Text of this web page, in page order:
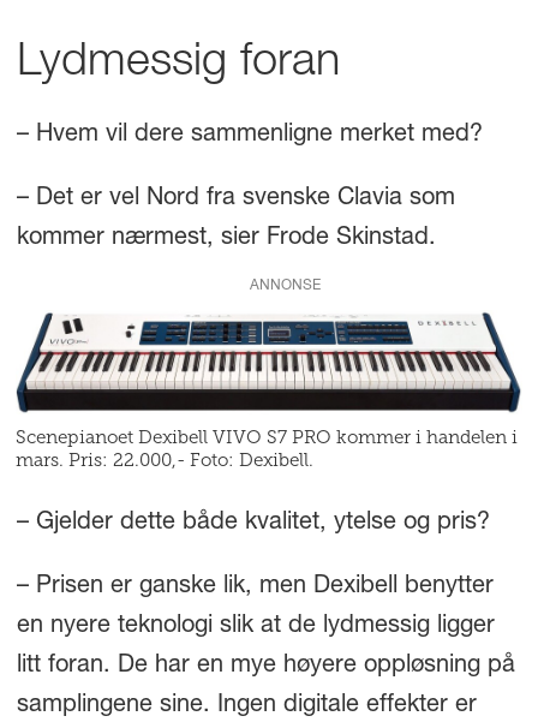
Lydmessig foran
– Hvem vil dere sammenligne merket med?
– Det er vel Nord fra svenske Clavia som
kommer nærmest, sier Frode Skinstad.
ANNONSE
Scenepianoet Dexibell VIVO S7 PRO kommer i handelen i
mars. Pris: 22.000,- Foto: Dexibell.
– Gjelder dette både kvalitet, ytelse og pris?
– Prisen er ganske lik, men Dexibell benytter
en nyere teknologi slik at de lydmessig ligger
litt foran. De har en mye høyere oppløsning på
samplingene sine. Ingen digitale effekter er